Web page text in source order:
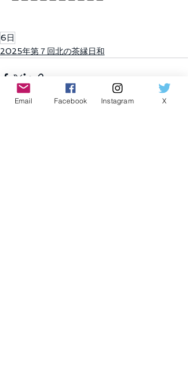
6日
2025年第７回北の茶縁日和
Email Facebook Instagram X